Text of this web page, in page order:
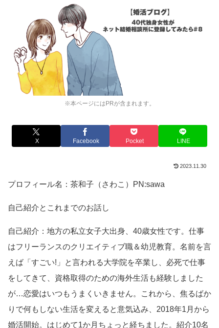
※本ページにはPRが含まれます。
X Facebook Pocket LINE
2023.11.30
プロフィール名：茶和子（さわこ）PN:sawa
自己紹介とこれまでのお話し
自己紹介：地方の私立女子大出身、40歳女性です。仕事
はフリーランスのクリエイティブ職＆幼児教育。名前を言
えば「すごい!」と言われる大学院を卒業し、必死で仕事
をしてきて、資格取得のための海外生活も経験しました
が…恋愛はいつもうまくいきません。これから、焦るばか
りで何もしない生活を変えると意気込み、2018年1月から
婚活開始。はじめて1か月ちょっと経ちました。紹介10名